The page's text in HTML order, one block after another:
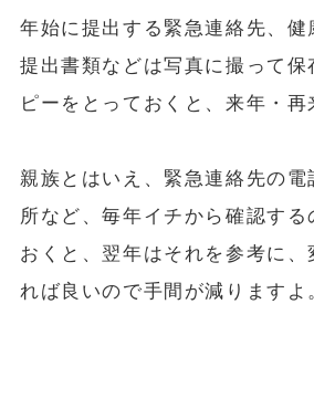
年始に提出する緊急連絡先、健
提出書類などは写真に撮って保
ピーをとっておくと、来年・再
親族とはいえ、緊急連絡先の電
所など、毎年イチから確認する
おくと、翌年はそれを参考に
れば良いので手間が減りますよ